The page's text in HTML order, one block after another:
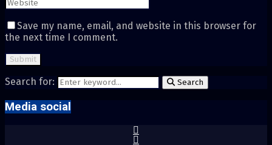
Save my name, email, and website in this browser for
the next time I comment.
Search for: Search
Media social